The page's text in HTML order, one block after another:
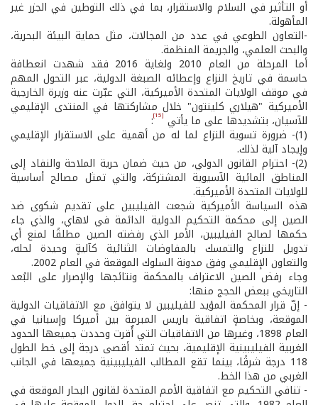
أو التأثير في السلام والاستقرار، بما في ذلك التوطين في الجزر غير
المأهولة.
-التعاون الطوعي في عدد من المجالات، مثل حماية البيئة البحرية،
والبحث العلمي، والجريمة المنظمة.
أما المرحلة من العام 2010 ولغاية 2016 فقد شهدت انعطافة
حاسمة في تاريخ النزاع وإعطائه الصبغة الدولية، عبر التحول المهم
في موقف الولايات المتحدة الأميركية، التي عبّرت عنه وزيرة الخارجية
الأميركية "هيلاري كلينتون" خلال مشاركتها في المنتدى الإقليمي
للآسيان، بتشديدها على ما يأتي [15]
:
(1)- ضرورة تسوية النزاع لما له من أهمية على الاستقرار الإقليمي
وإيجاد آلية لذلك.
(2)- احترام القانون الدولي، من حيث ضمان حرية الملاحة والنفاد إلى
المناطق المائية الآسيوية المشتركة، والتي تمثل مصالح أساسية
للولايات المتحدة الأميركية.
هذه السياسة الأميركية شجعت الفيليبين على تقديم شكوى ضد
الصين إلى محكمة التحكيم الدولية الدائمة في لاهاي، والذي جاء
حكمها لصالح الفيليبين، الأمر الذي رفضته الصين مطلقًا لمنع أي
تدويل للنزاع والتمسك بالمفاوضات الثنائية كآليةٍ وحيدة لحله،
والتعاون الإقليمي وفق مدونة السلوك الموقعة في العام 2002.
وجاء رفض الصين الاعتراف بالمحكمة ونتائجها والإصرار على البُعد
التاريخي ببعض الحجج منها:
- إنّ قرار المحكمة المؤيد للفيليبين لا يتوافق مع الاتفاقيات الدولية
الموقعة، وبخاصةٍ اتفاقية باريس المبرمة بين أميركا وإسبانيا في
العام 1898، وغيرها من الاتفاقيات التي أُقرت وحددت جميعها الحدود
الغربية الفيليبينية الإقليمية، بحيث تمتد أقصى درجة إلى خط الطول
118 درجة شرقًا، بينما تقع المطالب الفيليبينية جميعها في الجانب
الغربي من هذا الخط.
- تنافي التحكيم مع اتفاقية الأمم المتحدة لقانون البحار الموقعة في